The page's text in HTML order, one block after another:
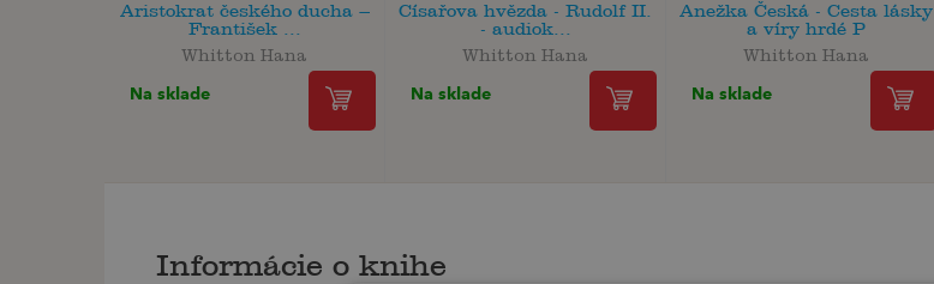
Aristokrat českého ducha –
František ...
Whitton Hana
Na sklade
Císařova hvězda - Rudolf II.
- audiok...
Whitton Hana
Na sklade
Anežka Česká - Cesta lásky
a víry hrdé P
Whitton Hana
Na sklade
Informácie o knihe